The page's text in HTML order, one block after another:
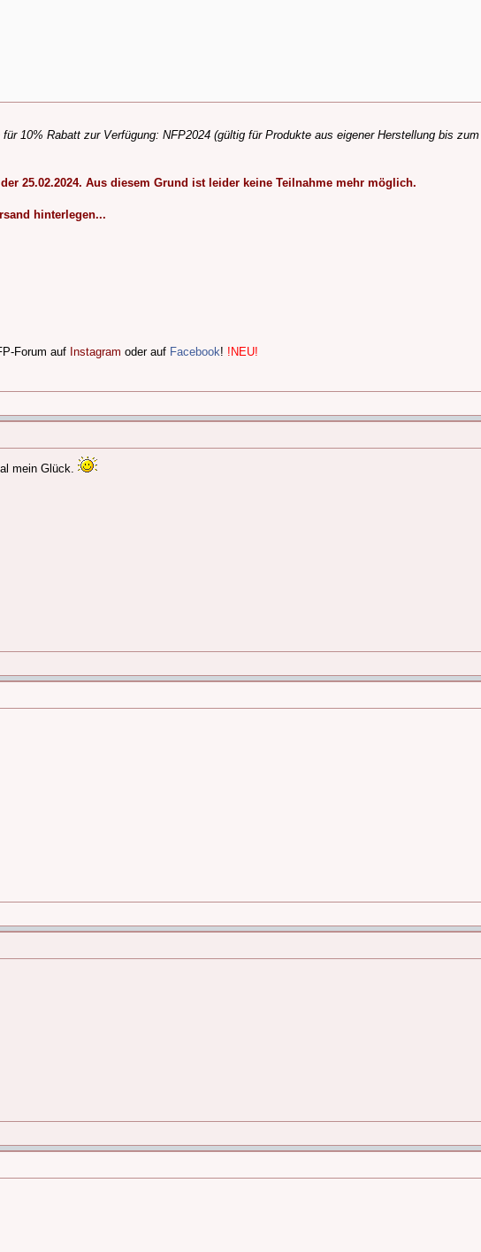
10% Rabatt zur Verfügung: NFP2024 (gültig für Produkte aus eigener Herstellung bis
25.02.2024. Aus diesem Grund ist leider keine Teilnahme mehr möglich.
hinterlegen...
Forum auf Instagram oder auf Facebook! !NEU!
mein Glück.